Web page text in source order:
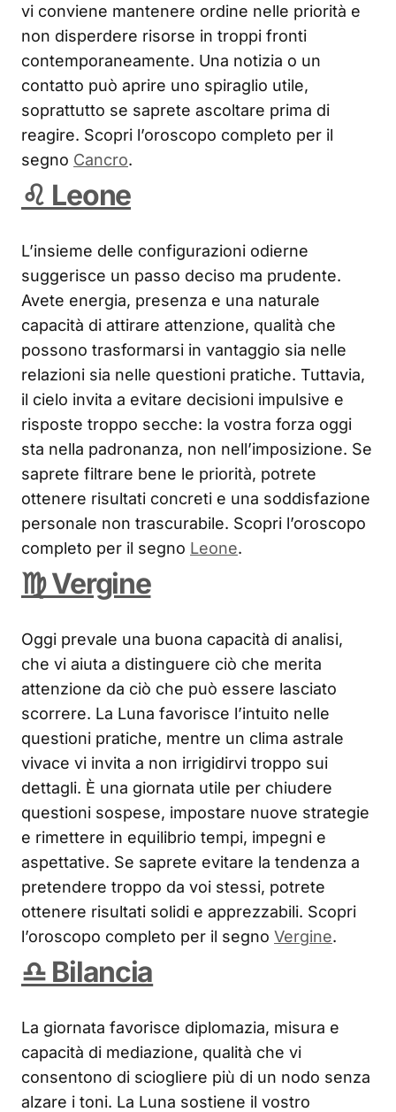
vi conviene mantenere ordine nelle priorità e
non disperdere risorse in troppi fronti
contemporaneamente. Una notizia o un
contatto può aprire uno spiraglio utile,
soprattutto se saprete ascoltare prima di
reagire. Scopri l’oroscopo completo per il
segno Cancro.
♌ Leone
L’insieme delle configurazioni odierne
suggerisce un passo deciso ma prudente.
Avete energia, presenza e una naturale
capacità di attirare attenzione, qualità che
possono trasformarsi in vantaggio sia nelle
relazioni sia nelle questioni pratiche. Tuttavia,
il cielo invita a evitare decisioni impulsive e
risposte troppo secche: la vostra forza oggi
sta nella padronanza, non nell’imposizione. Se
saprete filtrare bene le priorità, potrete
ottenere risultati concreti e una soddisfazione
personale non trascurabile. Scopri l’oroscopo
completo per il segno Leone.
♍ Vergine
Oggi prevale una buona capacità di analisi,
che vi aiuta a distinguere ciò che merita
attenzione da ciò che può essere lasciato
scorrere. La Luna favorisce l’intuito nelle
questioni pratiche, mentre un clima astrale
vivace vi invita a non irrigidirvi troppo sui
dettagli. È una giornata utile per chiudere
questioni sospese, impostare nuove strategie
e rimettere in equilibrio tempi, impegni e
aspettative. Se saprete evitare la tendenza a
pretendere troppo da voi stessi, potrete
ottenere risultati solidi e apprezzabili. Scopri
l’oroscopo completo per il segno Vergine.
♎ Bilancia
La giornata favorisce diplomazia, misura e
capacità di mediazione, qualità che vi
consentono di sciogliere più di un nodo senza
alzare i toni. La Luna sostiene il vostro